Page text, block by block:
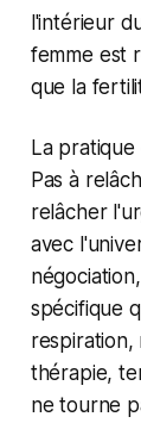
l'intérieur
femme est
que la
La
Pas à
relâcher
avec
spécifique
respiration,
thérapie,
ne tourne